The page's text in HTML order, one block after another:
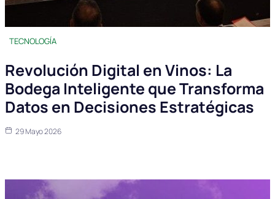
TECNOLOGÍA
Revolución Digital en Vinos: La
Bodega Inteligente que Transforma
Datos en Decisiones Estratégicas
29 Mayo 2026